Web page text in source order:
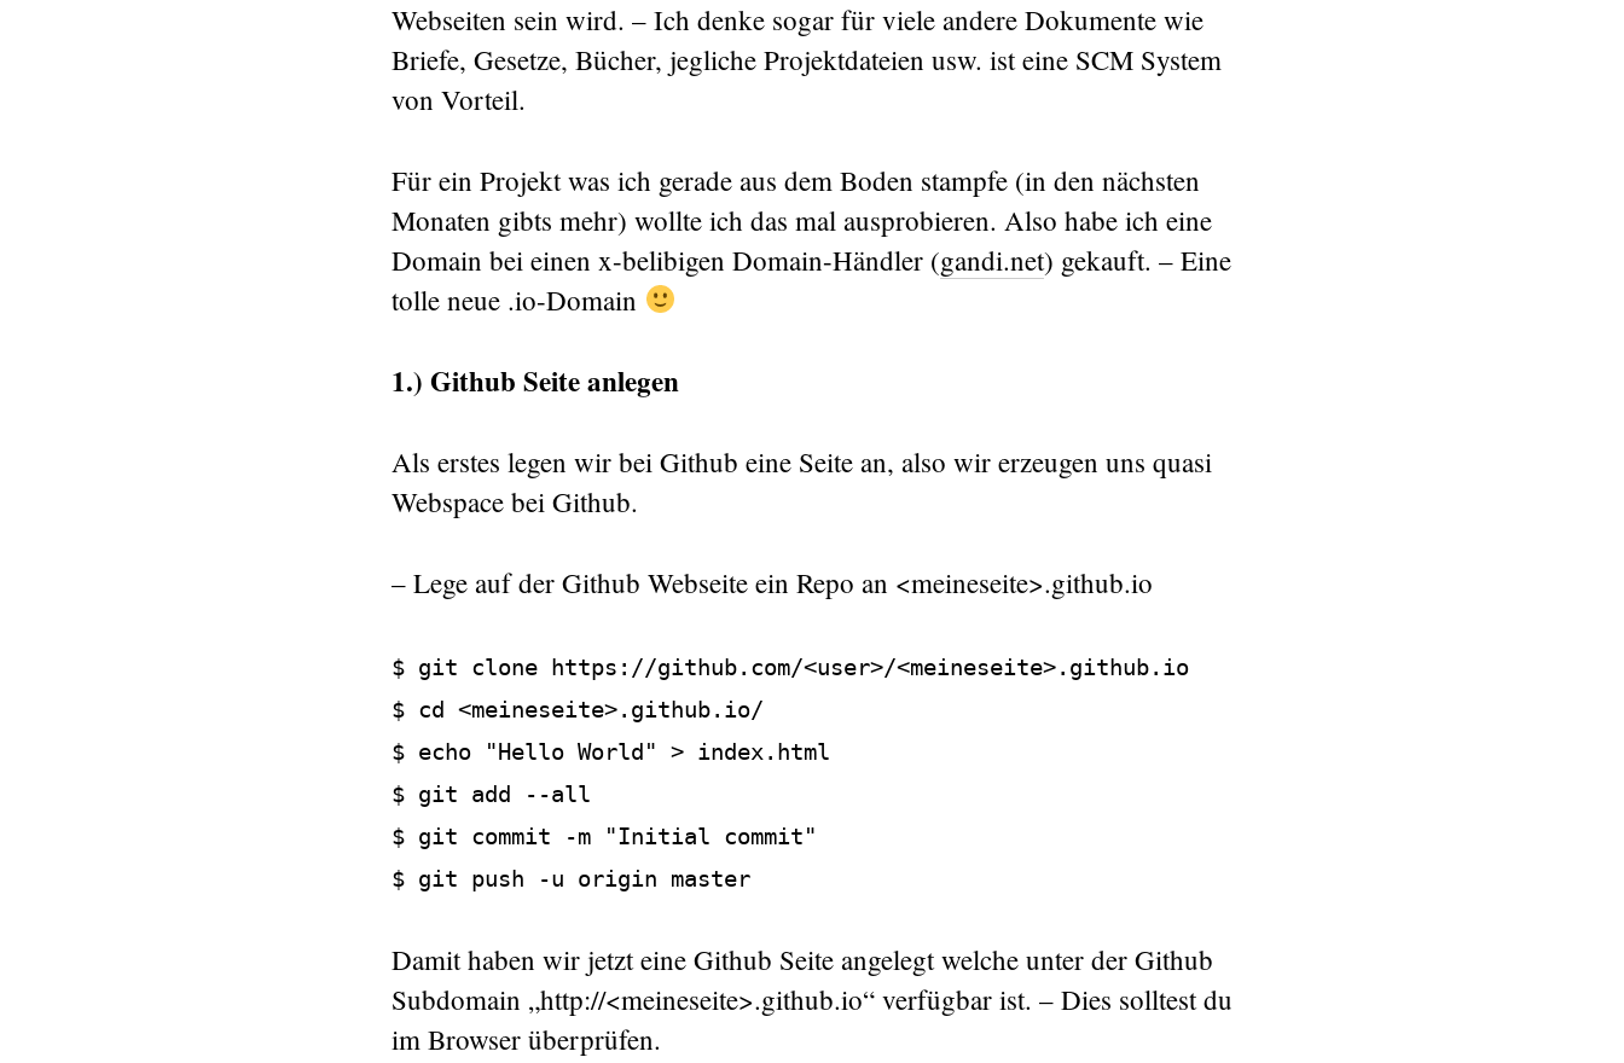
Webseiten sein wird. – Ich denke sogar für viele andere Dokumente wie
Briefe, Gesetze, Bücher, jegliche Projektdateien usw. ist eine SCM System
von Vorteil.
Für ein Projekt was ich gerade aus dem Boden stampfe (in den nächsten
Monaten gibts mehr) wollte ich das mal ausprobieren. Also habe ich eine
Domain bei einen x-belibigen Domain-Händler (gandi.net) gekauft. – Eine
tolle neue .io-Domain
1.) Github Seite anlegen
Als erstes legen wir bei Github eine Seite an, also wir erzeugen uns quasi
Webspace bei Github.
– Lege auf der Github Webseite ein Repo an <meineseite>.github.io
$ git clone https://github.com/<user>/<meineseite>.github.io
$ cd <meineseite>.github.io/
$ echo "Hello World" > index.html
$ git add --all
$ git commit -m "Initial commit"
$ git push -u origin master
Damit haben wir jetzt eine Github Seite angelegt welche unter der Github
Subdomain „http://<meineseite>.github.io“ verfügbar ist. – Dies solltest du
im Browser überprüfen.